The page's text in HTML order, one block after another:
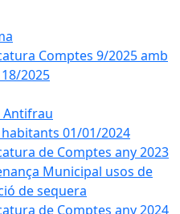
Comptes 9/2025 amb
2025
Antifrau
01/01/2024
de Comptes any 2023
Municipal usos de
de sequera
de Comptes any 2024